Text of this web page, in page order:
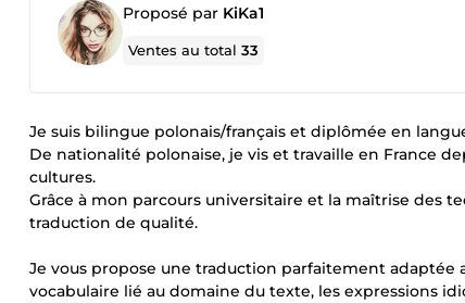
Proposé par KiKa1
Ventes au total33
Je suis bilingue polonais/français et diplômée en
De nationalité polonaise, je vis et travaille en France
cultures.
Grâce à mon parcours universitaire et la maîtrise des
traduction de qualité.
Je vous propose une traduction parfaitement
vocabulaire lié au domaine du texte, les expressions